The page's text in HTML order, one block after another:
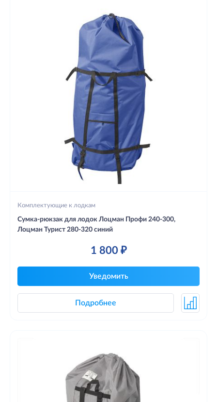
Комплектующие к лодкам
Сумка-рюкзак для лодок Лоцман Профи 240-300,
Лоцман Турист 280-320 синий
1 800 ₽
Уведомить
Подробнее